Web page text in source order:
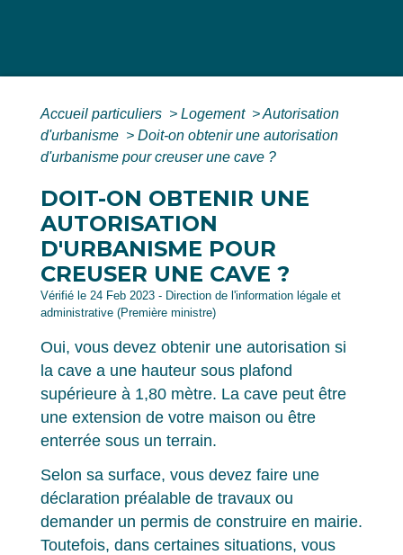
Accueil particuliers > Logement >Autorisation
d'urbanisme > Doit-on obtenir une autorisation
d'urbanisme pour creuser une cave ?
DOIT-ON OBTENIR UNE
AUTORISATION
D'URBANISME POUR
CREUSER UNE CAVE ?
Vérifié le 24 Feb 2023 - Direction de l'information légale et
administrative (Première ministre)
Oui, vous devez obtenir une autorisation si
la cave a une hauteur sous plafond
supérieure à 1,80 mètre. La cave peut être
une extension de votre maison ou être
enterrée sous un terrain.
Selon sa surface, vous devez faire une
déclaration préalable de travaux ou
demander un permis de construire en mairie.
Toutefois, dans certaines situations, vous